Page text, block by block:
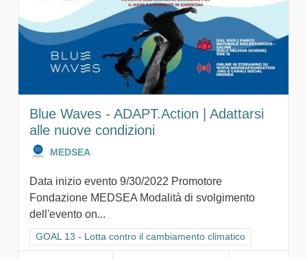
Blue Waves - ADAPT.Action | Adattarsi
alle nuove condizioni
MEDSEA
Data inizio evento 9/30/2022 Promotore
Fondazione MEDSEA Modalità di svolgimento
dell'evento on...
Filtra i risultati per categoria: GOAL 13 - Lotta contro il
GOAL 13 - Lotta contro il cambiamento climatico